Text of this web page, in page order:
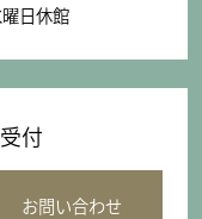
日休館
付
お問い合わせ